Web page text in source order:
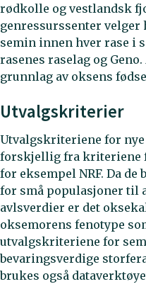
rødkolle og vestlandsk
genressurssenter
semin innen hver rase i
rasenes raselag og
grunnlag av oksens
Utvalgskriterier
Utvalgskriteriene for
forskjellig fra kriteriene
for eksempel NRF. Da
for små populasjoner til
avlsverdier er det
oksemorens fenotype
utvalgskriteriene for
bevaringsverdige
brukes også